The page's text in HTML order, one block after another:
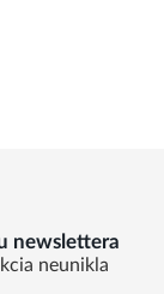
newslettera
neunikla